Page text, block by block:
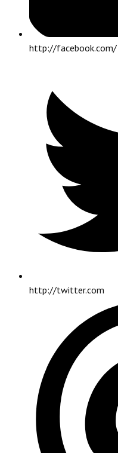
http://facebook.com/
http://twitter.com